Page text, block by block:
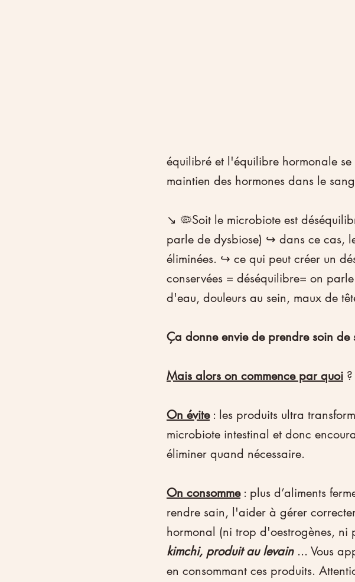
équilibré et l'équilibre hormonale
maintien des hormones dans le
↘️ 🦠Soit le microbiote est
parle de dysbiose) ↪️ dans ce cas,
éliminées. ↪️ ce qui peut créer un
conservées = déséquilibre= on
d'eau, douleurs au sein, maux de
Ça donne envie de prendre soin de
Mais alors on commence par quoi ?
On évite : les produits ultra
microbiote intestinal et donc
éliminer quand nécessaire.
On consomme : plus d’aliments
rendre sain, l'aider à gérer
hormonal (ni trop d'oestrogènes, ni
kimchi, produit au levain ... Vous
en consommant ces produits.